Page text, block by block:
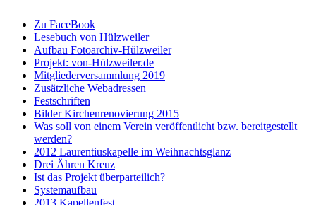
Zu FaceBook
Lesebuch von Hülzweiler
Aufbau Fotoarchiv-Hülzweiler
Projekt: von-Hülzweiler.de
Mitgliederversammlung 2019
Zusätzliche Webadressen
Festschriften
Bilder Kirchenrenovierung 2015
Was soll von einem Verein veröffentlicht bzw. bereitgestellt
werden?
2012 Laurentiuskapelle im Weihnachtsglanz
Drei Ähren Kreuz
Ist das Projekt überparteilich?
Systemaufbau
2013 Kapellenfest